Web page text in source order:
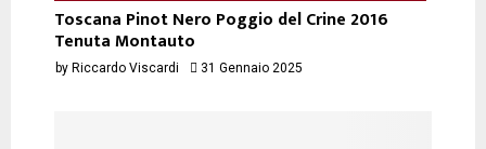
Toscana Pinot Nero Poggio del Crine 2016
Tenuta Montauto
by Riccardo Viscardi 31 Gennaio 2025